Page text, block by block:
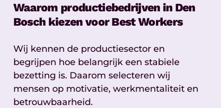
Waarom productiebedrijven in Den
Bosch kiezen voor Best Workers
Wij kennen de productiesector en
begrijpen hoe belangrijk een stabiele
bezetting is. Daarom selecteren wij
mensen op motivatie, werkmentaliteit en
betrouwbaarheid.